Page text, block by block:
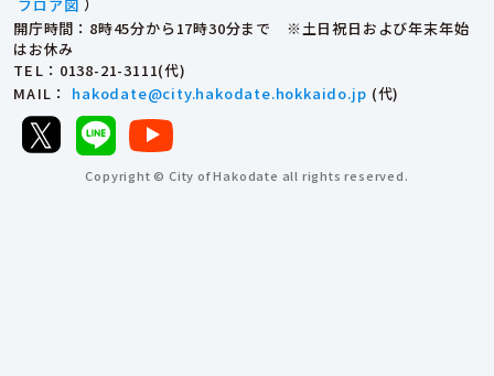
フロア図 ）
開庁時間：8時45分から17時30分まで ※土日祝日および年末年始
はお休み
TEL ：0138-21-3111(代)
MAIL ： hakodate@city.hakodate.hokkaido.jp (代)
Copyright © City of Hakodate all rights reserved.